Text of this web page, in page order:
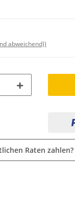
abweichend))
Raten zahlen?